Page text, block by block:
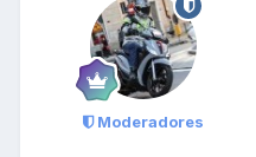
Moderadores